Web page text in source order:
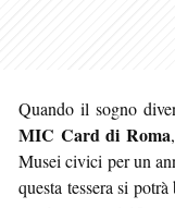
Quando il sogno
MIC Card di Roma
Musei civici per un
questa tessera si